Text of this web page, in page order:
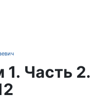
Часть 2.